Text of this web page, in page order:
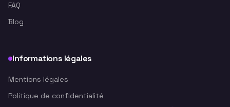
FAQ
Blog
Informations légales
Mentions légales
Politique de confidentialité